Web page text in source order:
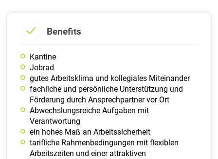
Benefits
Kantine
Jobrad
gutes Arbeitsklima und kollegiales Miteinander
fachliche und persönliche Unterstützung und
Förderung durch Ansprechpartner vor Ort
Abwechslungsreiche Aufgaben mit
Verantwortung
ein hohes Maß an Arbeitssicherheit
tarifliche Rahmenbedingungen mit flexiblen
Arbeitszeiten und einer attraktiven